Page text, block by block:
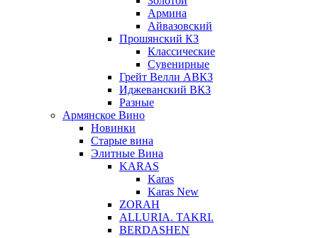
Армина
Айвазовский
Прошянский КЗ
Классические
Сувенирные
Грейт Велли АВКЗ
Иджеванский ВКЗ
Разные
Армянское Вино
Новинки
Старые вина
Элитные Вина
KARAS
Karas
Karas New
ZORAH
ALLURIA. TAKRI.
BERDASHEN